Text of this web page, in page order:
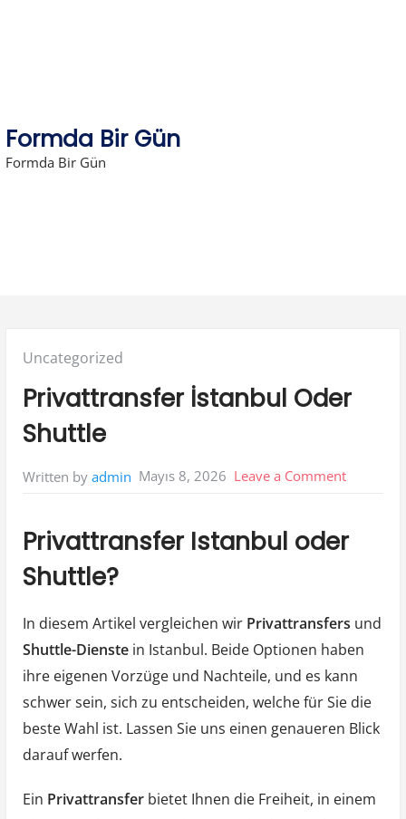
Formda Bir Gün
Formda Bir Gün
Posted
Uncategorized
Privattransfer İstanbul Oder
Shuttle
Written by admin Mayıs 8, 2026 Leave a Commenton
Oder
Privattransfer Istanbul oder
Shuttle?
In diesem Artikel vergleichen wir Privattransfers und
Shuttle-Dienstein Istanbul. Beide Optionen haben
ihre eigenen Vorzüge und Nachteile, und es kann
schwer sein, sich zu entscheiden, welche für Sie die
beste Wahl ist. Lassen Sie uns einen genaueren Blick
darauf werfen.
Ein Privattransferbietet Ihnen die Freiheit, in einem